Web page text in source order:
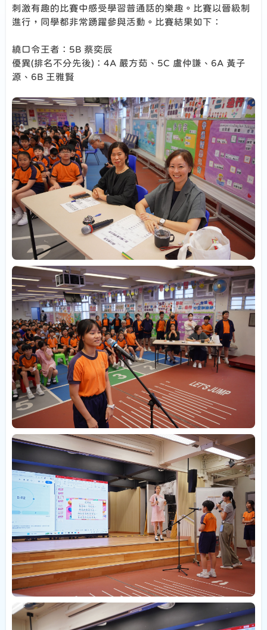
刺激有趣的比賽中感受學習普通話的樂趣。比賽以晉級制
進行，同學都非常踴躍參與活動。比賽結果如下：
繞口令王者：5B 蔡奕辰
優異(排名不分先後)：4A 嚴方茹、5C 盧仲謙、6A 黃子
源、6B 王雅賢